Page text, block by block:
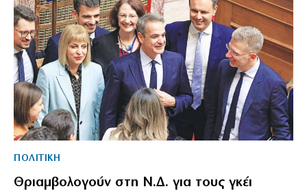
ΠΟΛΙΤΙΚΗ
Θριαμβολογούν στη Ν.Δ. για τους γκέι